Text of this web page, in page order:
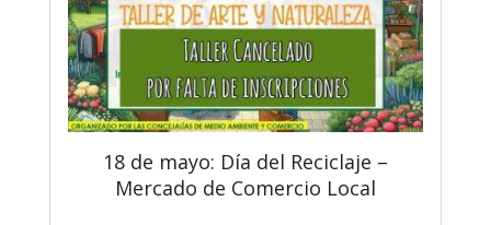
18 de mayo: Día del Reciclaje –
Mercado de Comercio Local